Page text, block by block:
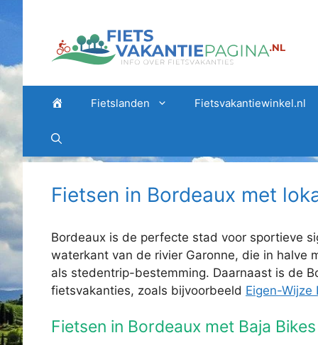
inhoud
HomeFietslanden Fietsvakantiewinkel.nl
Fietsen in Bordeaux met
Bordeaux is de perfecte stad voor sportieve
waterkant van de rivier Garonne, die in halve
als stedentrip-bestemming. Daarnaast is de
fietsvakanties, zoals bijvoorbeeld Eigen-Wijze
Fietsen in Bordeaux met Baja Bikes